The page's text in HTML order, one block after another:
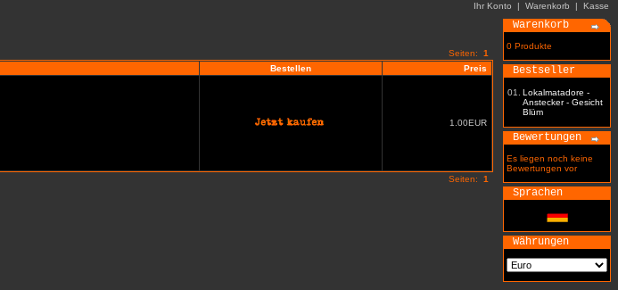
Ihr Konto | Warenkorb | Kasse
Seiten: 1
Bestellen Preis
1.00EUR
Seiten: 1
Warenkorb
0 Produkte
Bestseller
01.
Lokalmatadore -
Anstecker - Gesicht
Blüm
Bewertungen
Es liegen noch keine
Bewertungen vor
Sprachen
Währungen